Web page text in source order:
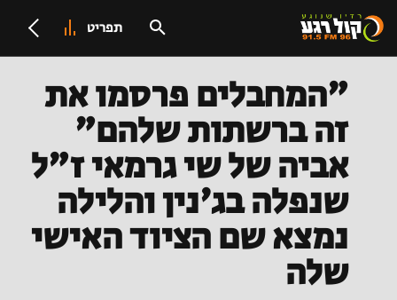
תפריט
"המחבלים פרסמו את
זה ברשתות שלהם"
אביה של שי גרמאי ז"ל
שנפלה בג'נין והלילה
נמצא שם הציוד האישי
שלה